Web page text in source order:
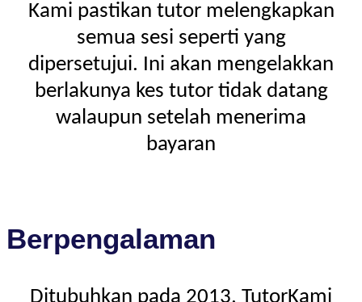
Kami pastikan tutor melengkapkan
semua sesi seperti yang
dipersetujui. Ini akan mengelakkan
berlakunya kes tutor tidak datang
walaupun setelah menerima
bayaran
Berpengalaman
Ditubuhkan pada 2013, TutorKami